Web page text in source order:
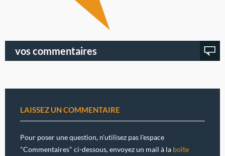
vos commentaires
LAISSEZ UN COMMENTAIRE
Pour poser une question, n'utilisez pas l'espace
"Commentaires" ci-dessous, envoyez un mail à la boîte